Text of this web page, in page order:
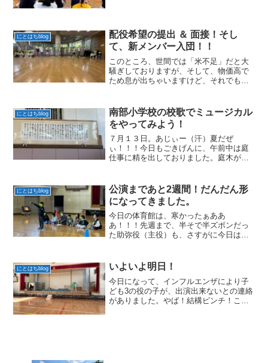
て台本を作りました。そし...
にとはちblog
配役希望の提出 ＆ 面接！そし
て、新メンバー入団！！
このところ、世間では「米不足」だと大
騒ぎしておりますが、そして、物価高で
ため息が出ちゃいますけど、それでも食
に、飢えて困るほどのことは、まぁ、な
いじゃないですか。だから...
にとはちblog
南部小学校の校歌でミュージカル
をやってみよう！
７月１３日。あじぃー（汗）夏だぜ
ぃ！！！今日もごきげんに、午前中は庭
仕事に精を出しておりました。庭木がモ
が！！！そぉーっと中を確認すると、も
う巣立った後だったようで、何も...
にとはちblog
公演まであと2週間！だんだん形
になってきました。
今日の体育館は、寒かったぁああ
あ！！！先週まで、半そで半ズボンだっ
た助弥役（主役）も、さすがに今日は長
Ｉ籐さんと大道具部長のＫ森さんとでス
テージ上であーだこーだ打ち合わ...
にとはちblog いよいよ明日！
今日になって、インフルエンザにより子
ども3の役の子が、出演出来ないとの連絡
がありました。やば！結構ピンチ！これ